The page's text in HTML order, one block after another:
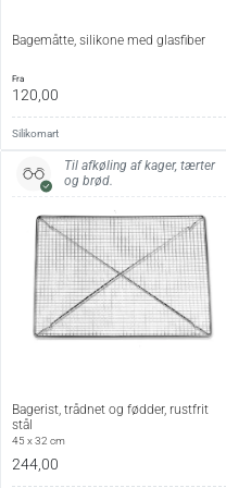
Bagemåtte, silikone med glasfiber
fra
120,00
Silikomart
Til afkøling af kager, tærter
og brød.
Bagerist, trådnet og fødder, rustfrit
stål
45 x 32 cm
244,00